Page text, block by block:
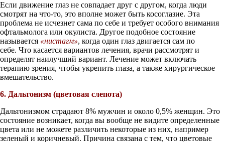
Если движение глаз не совпадает друг с другом, когда люди
смотрят на что-то, это вполне может быть косоглазие. Эта
проблема не исчезнет сама по себе и требует особого внимания
офтальмолога или окулиста. Другое подобное состояние
называется «нистагм», когда один глаз двигается сам по
себе. Что касается вариантов лечения, врачи рассмотрят и
определят наилучший вариант. Лечение может включать
терапию зрения, чтобы укрепить глаза, а также хирургическое
вмешательство.
6. Дальтонизм (цветовая слепота)
Дальтонизмом страдают 8% мужчин и около 0,5% женщин. Это
состояние возникает, когда вы вообще не видите определенные
цвета или не можете различить некоторые из них, например
зеленый и коричневый. Причина связана с тем, что цветовые